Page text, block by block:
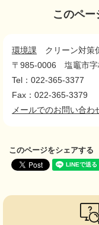
このペ
環境課
クリーン対策
〒985-0006
塩竈市
Tel：022-365-3377
Fax：022-365-3379
メールでのお問い合わ
このページをシェアする